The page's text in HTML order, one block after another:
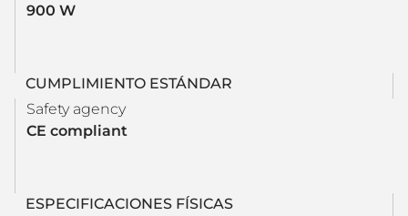
900 W
CUMPLIMIENTO ESTÁNDAR
Safety agency
CE compliant
ESPECIFICACIONES FÍSICAS